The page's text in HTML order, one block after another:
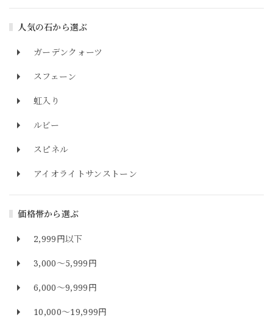
人気の石から選ぶ
ガーデンクォーツ
スフェーン
虹入り
ルビー
スピネル
アイオライトサンストーン
価格帯から選ぶ
2,999円以下
3,000～5,999円
6,000～9,999円
10,000～19,999円